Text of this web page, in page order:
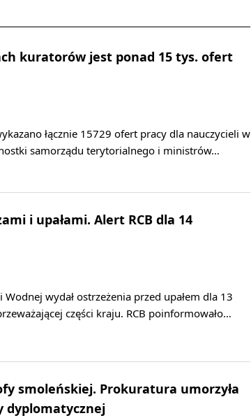
kuratorów jest ponad 15 tys. ofert
łącznie 15729 ofert pracy dla nauczycieli w
samorządu terytorialnego i ministrów…
i upałami. Alert RCB dla 14
wydał ostrzeżenia przed upałem dla 13
części kraju. RCB poinformowało…
smoleńskiej. Prokuratura umorzyła
dyplomatycznej